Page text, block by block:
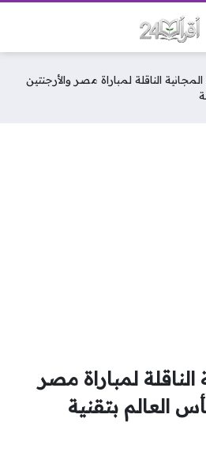
المجانية الناقلة لمباراة مصر والأرجنتين
الناقلة لمباراة مصر
العالم بتقنية